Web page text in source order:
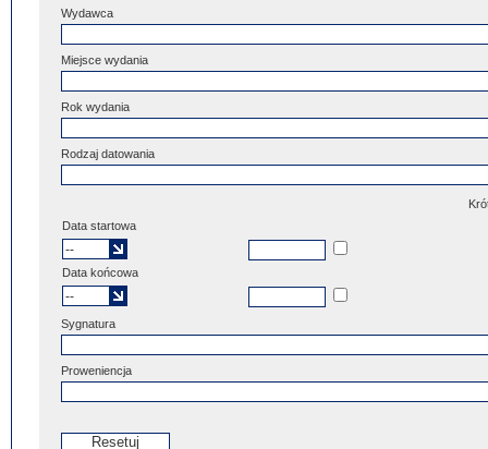
Wydawca
Miejsce wydania
Rok wydania
Rodzaj datowania
Data startowa
Data końcowa
Sygnatura
Proweniencja